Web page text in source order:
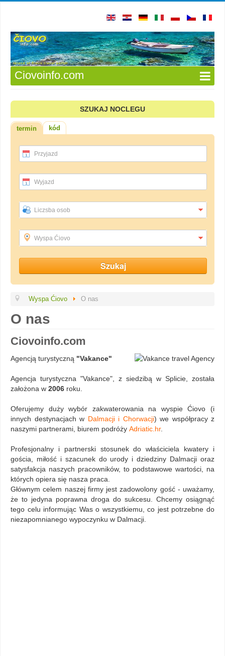
Ciovoinfo.com
SZUKAJ NOCLEGU
termin kód
Przyjazd
Wyjazd
Liczsba osob
Wyspa Ćiovo
Wyspa Ćiovo O nas
O nas
Ciovoinfo.com
Agencją turystyczną "Vakance"
Agencja turystyczna "Vakance", z siedzibą w Splicie, została
założona w 2006 roku.
Oferujemy duży wybór zakwaterowania na wyspie Ćiovo (i
innych destynacjach w Dalmacji i Chorwacji) we współpracy z
naszymi partnerami, biurem podróży Adriatic.hr.
Profesjonalny i partnerski stosunek do właściciela kwatery i
gościa, miłość i szacunek do urody i dziedziny Dalmacji oraz
satysfakcja naszych pracowników, to podstawowe wartości, na
których opiera się nasza praca.
Głównym celem naszej firmy jest zadowolony gość - uważamy,
że to jedyna poprawna droga do sukcesu. Chcemy osiągnąć
tego celu informując Was o wszystkiemu, co jest potrzebne do
niezapomnianego wypoczynku w Dalmacji.